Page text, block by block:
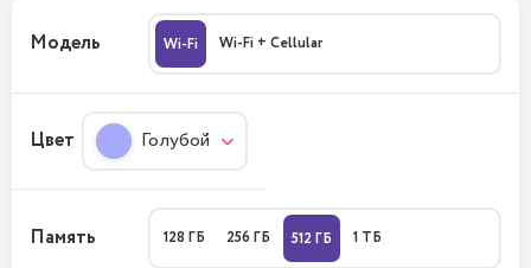
Модель Wi-Fi Wi-Fi + Cellular
Цвет Голубой
Память 128 ГБ 256 ГБ 512 ГБ 1 ТБ